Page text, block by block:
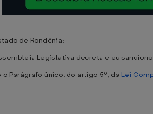
de Rondônia:
Legislativa decreta e eu
Parágrafo único, do artigo 5º, da Lei